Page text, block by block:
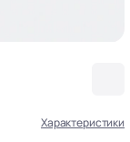
Характеристики